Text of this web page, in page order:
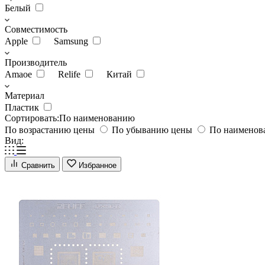
Белый
Совместимость
Apple
Samsung
Производитель
Amaoe
Relife Китай
Материал
Пластик
Сортировать:По наименованию
По возрастанию цены
По убыванию цены
По
Вид:
Сравнить Избранное